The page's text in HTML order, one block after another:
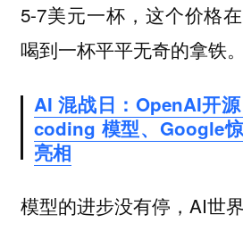
5-7美元一杯，这个价格
喝到一杯平平无奇的拿铁。
AI 混战日：OpenAI开
coding 模型、Google
亮相
模型的进步没有停，AI世界